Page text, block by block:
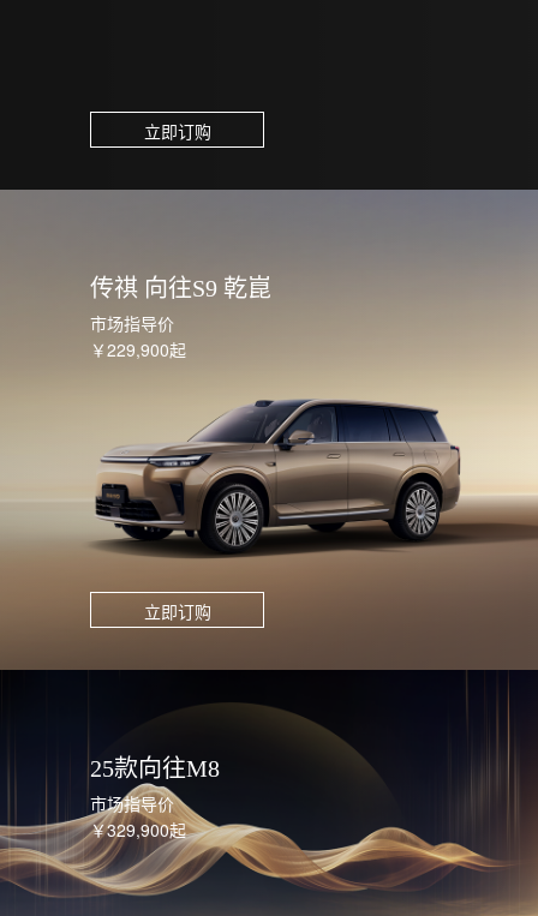
立即订购
传祺 向往S9 乾崑
市场指导价
￥229,900起
立即订购
25款向往M8
市场指导价
￥329,900起